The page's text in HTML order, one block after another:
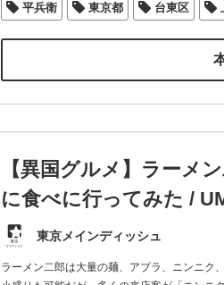
平兵衛 東京都 台東区
【異国グルメ】ラーメ
に食べに行ってみた /
東京メインディッシュ
ラーメン二郎は大量の麺、アブラ、ニンニク